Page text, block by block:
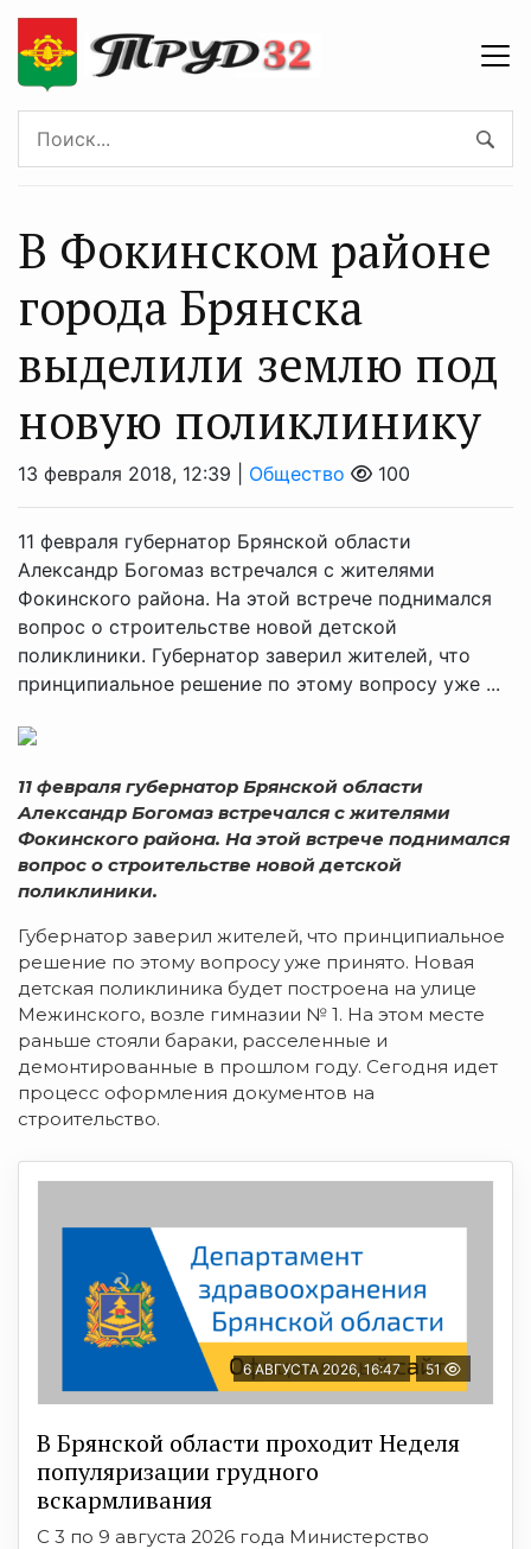
В Фокинском районе
города Брянска
выделили землю под
новую поликлинику
13 февраля 2018, 12:39 | Общество 100
11 февраля губернатор Брянской области
Александр Богомаз встречался с жителями
Фокинского района. На этой встрече поднимался
вопрос о строительстве новой детской
поликлиники. Губернатор заверил жителей, что
принципиальное решение по этому вопросу уже ...
11 февраля губернатор Брянской области
Александр Богомаз встречался с жителями
Фокинского района. На этой встрече поднимался
вопрос о строительстве новой детской
поликлиники.
Губернатор заверил жителей, что принципиальное
решение по этому вопросу уже принято. Новая
детская поликлиника будет построена на улице
Межинского, возле гимназии № 1. На этом месте
раньше стояли бараки, расселенные и
демонтированные в прошлом году. Сегодня идет
процесс оформления документов на
строительство.
6 АВГУСТА 2026, 16:47 51
В Брянской области проходит Неделя
популяризации грудного
вскармливания
С 3 по 9 августа 2026 года Министерство